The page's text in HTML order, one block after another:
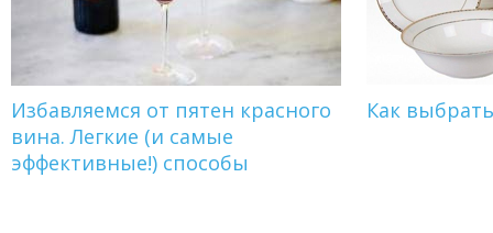
Избавляемся от пятен красного
вина. Легкие (и самые
эффективные!) способы
Как